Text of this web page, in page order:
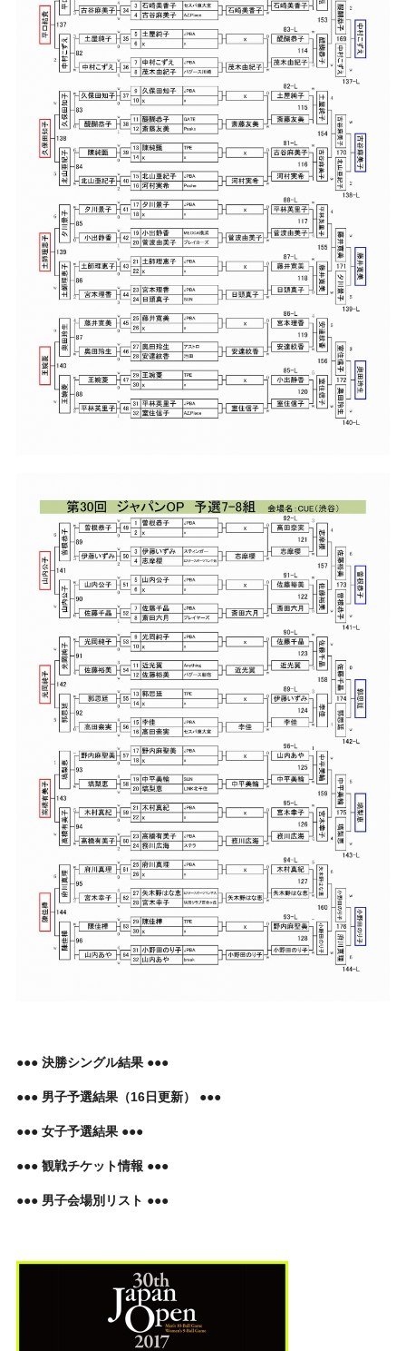
●●● 決勝シングル結果 ●●●
●●● 男子予選結果（16日更新） ●●●
●●● 女子予選結果 ●●●
●●● 観戦チケット情報 ●●●
●●● 男子会場別リスト ●●●